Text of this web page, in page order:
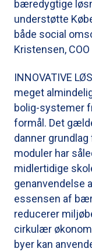
bæredygtige
understøtte
både social
Kristensen,
INNOVATIVE
meget
bolig-systemer
formål. Det
danner
moduler har
midlertidige
genanvendelse
essensen af
reducerer
cirkulær
byer kan